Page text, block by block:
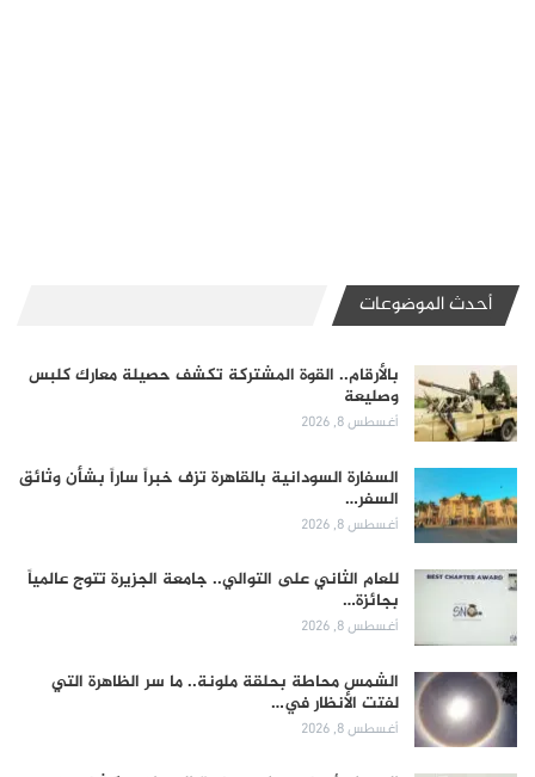
أحدث الموضوعات
بالأرقام.. القوة المشتركة تكشف حصيلة معارك كلبس
وصليعة
أغسطس 8, 2026
السفارة السودانية بالقاهرة تزف خبراً ساراً بشأن وثائق
السفر…
أغسطس 8, 2026
للعام الثاني على التوالي.. جامعة الجزيرة تتوج عالمياً
بجائزة…
أغسطس 8, 2026
الشمس محاطة بحلقة ملونة.. ما سر الظاهرة التي
لفتت الأنظار في…
أغسطس 8, 2026